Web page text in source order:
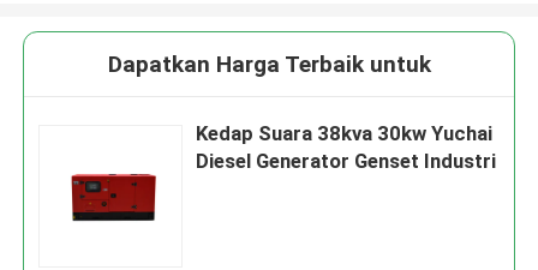
Dapatkan Harga Terbaik untuk
Kedap Suara 38kva 30kw Yuchai
Diesel Generator Genset Industri